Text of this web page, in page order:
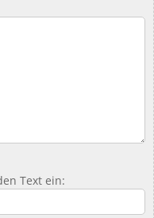
Text ein: